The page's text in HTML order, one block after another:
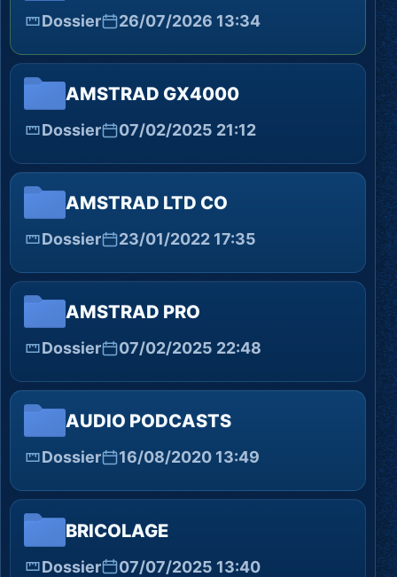
Dossier 26/07/2026 13:34
AMSTRAD GX4000
Dossier 07/02/2025 21:12
AMSTRAD LTD CO
Dossier 23/01/2022 17:35
AMSTRAD PRO
Dossier 07/02/2025 22:48
AUDIO PODCASTS
Dossier 16/08/2020 13:49
BRICOLAGE
Dossier 07/07/2025 13:40